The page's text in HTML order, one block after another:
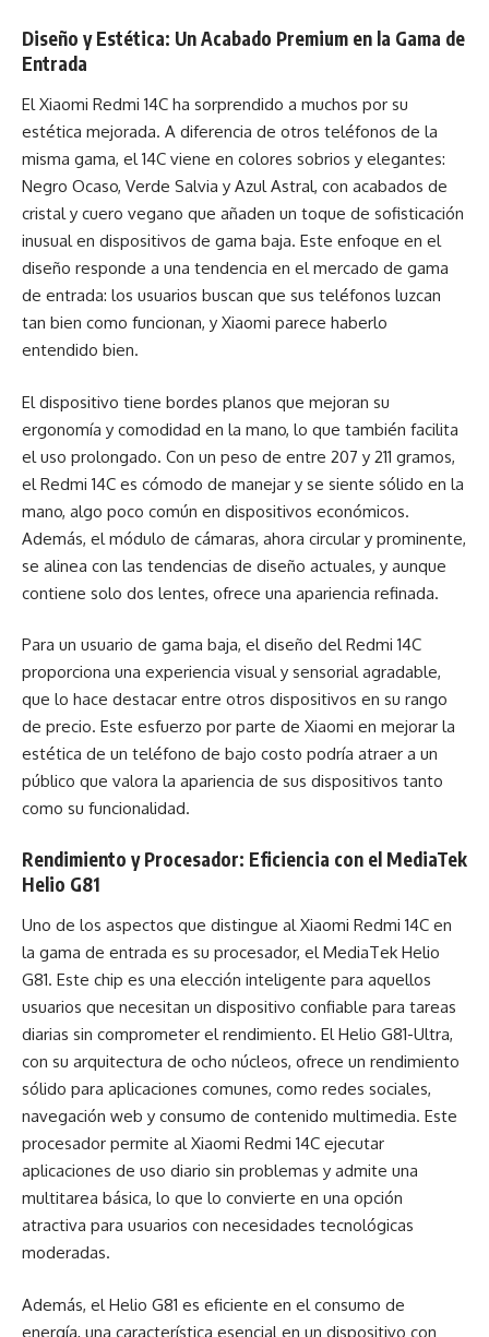
Diseño y Estética: Un Acabado Premium en la Gama de
Entrada
El Xiaomi Redmi 14C ha sorprendido a muchos por su
estética mejorada. A diferencia de otros teléfonos de la
misma gama, el 14C viene en colores sobrios y elegantes:
Negro Ocaso, Verde Salvia y Azul Astral, con acabados de
cristal y cuero vegano que añaden un toque de sofisticación
inusual en dispositivos de gama baja. Este enfoque en el
diseño responde a una tendencia en el mercado de gama
de entrada: los usuarios buscan que sus teléfonos luzcan
tan bien como funcionan, y Xiaomi parece haberlo
entendido bien.
El dispositivo tiene bordes planos que mejoran su
ergonomía y comodidad en la mano, lo que también facilita
el uso prolongado. Con un peso de entre 207 y 211 gramos,
el Redmi 14C es cómodo de manejar y se siente sólido en la
mano, algo poco común en dispositivos económicos.
Además, el módulo de cámaras, ahora circular y prominente,
se alinea con las tendencias de diseño actuales, y aunque
contiene solo dos lentes, ofrece una apariencia refinada.
Para un usuario de gama baja, el diseño del Redmi 14C
proporciona una experiencia visual y sensorial agradable,
que lo hace destacar entre otros dispositivos en su rango
de precio. Este esfuerzo por parte de Xiaomi en mejorar la
estética de un teléfono de bajo costo podría atraer a un
público que valora la apariencia de sus dispositivos tanto
como su funcionalidad.
Rendimiento y Procesador: Eficiencia con el MediaTek
Helio G81
Uno de los aspectos que distingue al Xiaomi Redmi 14C en
la gama de entrada es su procesador, el MediaTek Helio
G81. Este chip es una elección inteligente para aquellos
usuarios que necesitan un dispositivo confiable para tareas
diarias sin comprometer el rendimiento. El Helio G81-Ultra,
con su arquitectura de ocho núcleos, ofrece un rendimiento
sólido para aplicaciones comunes, como redes sociales,
navegación web y consumo de contenido multimedia. Este
procesador permite al Xiaomi Redmi 14C ejecutar
aplicaciones de uso diario sin problemas y admite una
multitarea básica, lo que lo convierte en una opción
atractiva para usuarios con necesidades tecnológicas
moderadas.
Además, el Helio G81 es eficiente en el consumo de
energía, una característica esencial en un dispositivo con